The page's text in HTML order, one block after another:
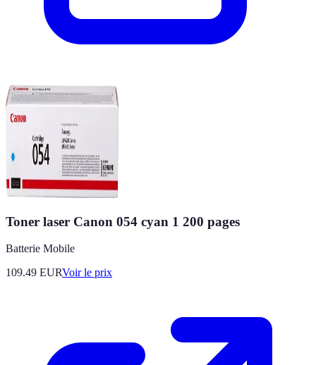
Toner laser Canon 054 cyan 1 200 pages
Batterie Mobile
109.49 EURVoir le prix